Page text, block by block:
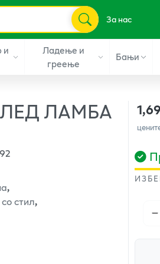
За нас
и
Ладење и
греење
Бањи
ЛАМБА
,
стил,